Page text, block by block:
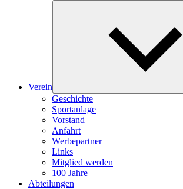
Verein
Geschichte
Sportanlage
Vorstand
Anfahrt
Werbepartner
Links
Mitglied werden
100 Jahre
Abteilungen